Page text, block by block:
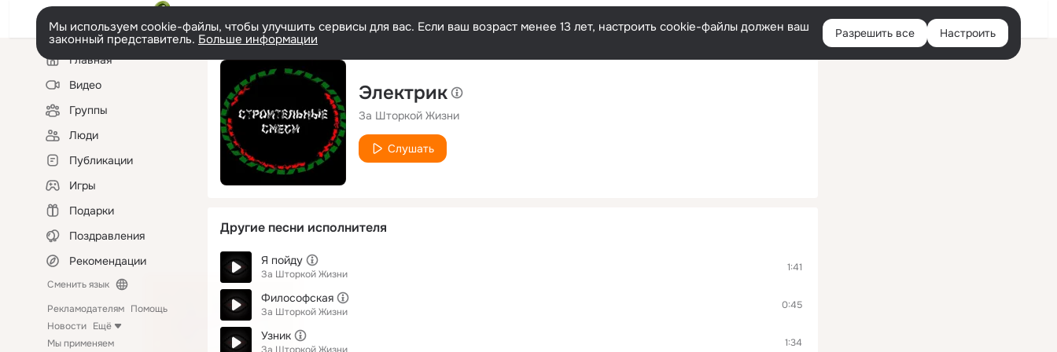
Войти
Мы используем cookie-файлы, чтобы улучшить сервисы для вас. Если ваш возраст менее 13 лет, настроить cookie-файлы должен ваш
законный представитель. Больше информации Разрешить все Настроить
Левая
колонкаГлавная
Видео
Группы
Люди
Публикации
Игры
Подарки
Поздравления
Рекомендации
Сменить язык
Рекламодателям Помощь
Новости Ещё
Мы применяем
Электрик
За Шторкой Жизни
Слушать
Другие песни исполнителя
Я пойду
За Шторкой Жизни
1:41
Философская
За Шторкой Жизни
0:45
Узник 1:34